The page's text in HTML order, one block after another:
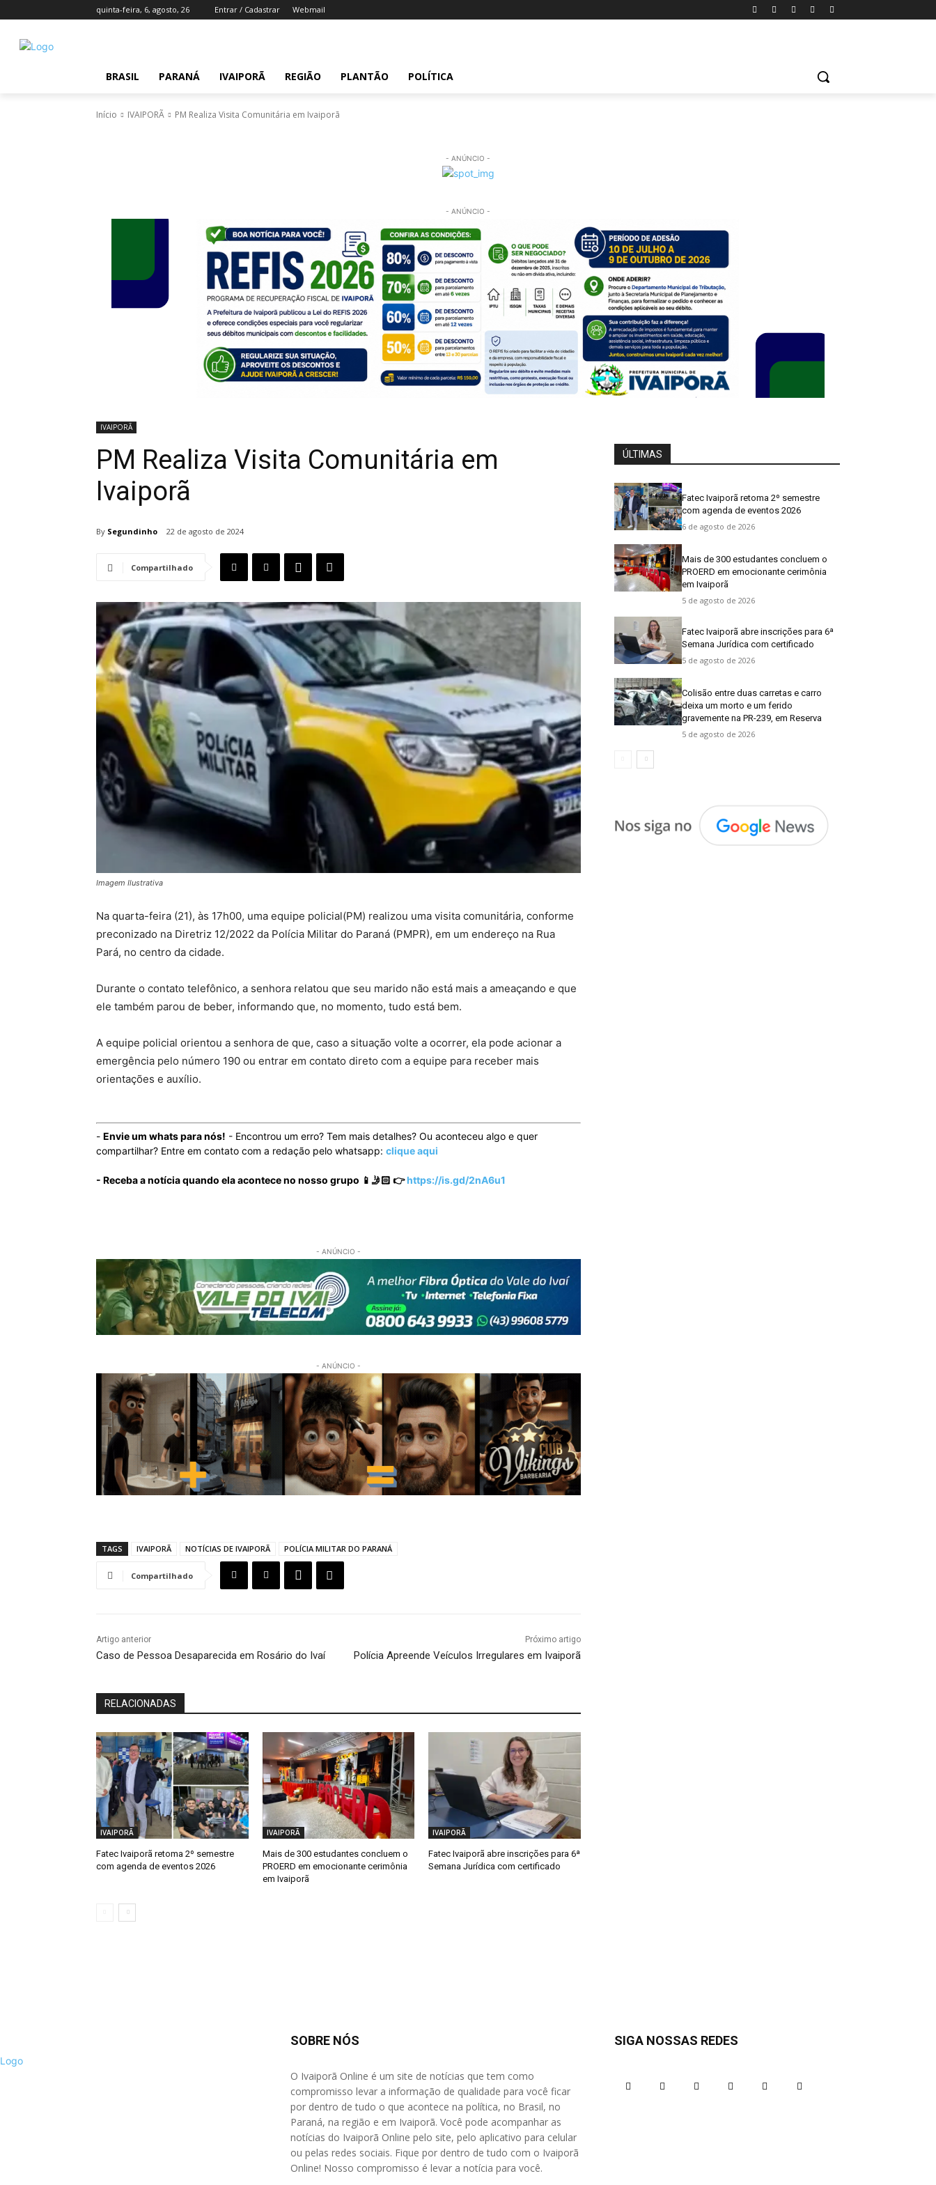
quinta-feira, 6, agosto, 26 Entrar / Cadastrar Webmail
BRASIL PARANÁ IVAIPORÃ REGIÃO PLANTÃO POLÍTICA
Início IVAIPORÃ PM Realiza Visita Comunitária em Ivaiporã
- ANÚNCIO -
- ANÚNCIO -
IVAIPORÃ
PM Realiza Visita Comunitária em
Ivaiporã
By Segundinho 22 de agosto de 2024
Compartilhado
Imagem Ilustrativa
Na quarta-feira (21), às 17h00, uma equipe policial(PM) realizou uma visita comunitária, conforme
preconizado na Diretriz 12/2022 da Polícia Militar do Paraná (PMPR), em um endereço na Rua
Pará, no centro da cidade.
Durante o contato telefônico, a senhora relatou que seu marido não está mais a ameaçando e que
ele também parou de beber, informando que, no momento, tudo está bem.
A equipe policial orientou a senhora de que, caso a situação volte a ocorrer, ela pode acionar a
emergência pelo número 190 ou entrar em contato direto com a equipe para receber mais
orientações e auxílio.
- Envie um whats para nós! - Encontrou um erro? Tem mais detalhes? Ou aconteceu algo e quer
compartilhar? Entre em contato com a redação pelo whatsapp: clique aqui
- Receba a notícia quando ela acontece no nosso grupo 📱🤳🏻 👉https://is.gd/2nA6u1
- ANÚNCIO -
- ANÚNCIO -
TAGS IVAIPORÃ NOTÍCIAS DE IVAIPORÃ POLÍCIA MILITAR DO PARANÁ
Compartilhado
Artigo anterior
Caso de Pessoa Desaparecida em Rosário do Ivaí
Próximo artigo
Polícia Apreende Veículos Irregulares em Ivaiporã
RELACIONADAS
IVAIPORÃ
Fatec Ivaiporã retoma 2º semestre
com agenda de eventos 2026
IVAIPORÃ
Mais de 300 estudantes concluem o
PROERD em emocionante cerimônia
em Ivaiporã
IVAIPORÃ
Fatec Ivaiporã abre inscrições para 6ª
Semana Jurídica com certificado
ÚLTIMAS
Fatec Ivaiporã retoma 2º semestre
com agenda de eventos 2026
6 de agosto de 2026
Mais de 300 estudantes concluem o
PROERD em emocionante cerimônia
em Ivaiporã
5 de agosto de 2026
Fatec Ivaiporã abre inscrições para 6ª
Semana Jurídica com certificado
5 de agosto de 2026
Colisão entre duas carretas e carro
deixa um morto e um ferido
gravemente na PR-239, em Reserva
5 de agosto de 2026
SOBRE NÓS
O Ivaiporã Online é um site de notícias que tem como
compromisso levar a informação de qualidade para você ficar
por dentro de tudo o que acontece na política, no Brasil, no
Paraná, na região e em Ivaiporã. Você pode acompanhar as
notícias do Ivaiporã Online pelo site, pelo aplicativo para celular
ou pelas redes sociais. Fique por dentro de tudo com o Ivaiporã
Online! Nosso compromisso é levar a notícia para você.
SIGA NOSSAS REDES